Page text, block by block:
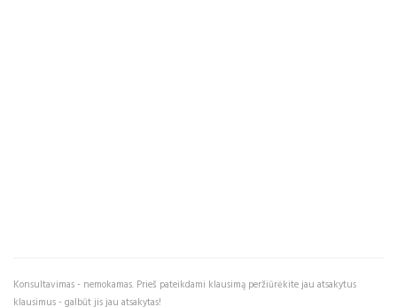
Konsultavimas - nemokamas. Prieš pateikdami klausimą peržiūrėkite jau atsakytus
klausimus - galbūt jis jau atsakytas!